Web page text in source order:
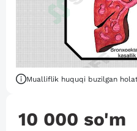
Mualliflik huquqi buzilgan
10 000 so'm